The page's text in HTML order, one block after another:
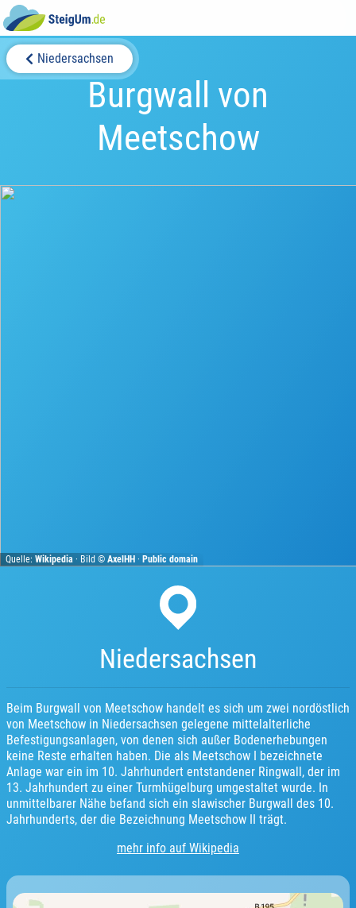
Niedersachsen
Burgwall von
Meetschow
Quelle:Wikipedia · Bild ©AxelHH ·Public domain
Niedersachsen
Beim Burgwall von Meetschow handelt es sich um zwei nordöstlich
von Meetschow in Niedersachsen gelegene mittelalterliche
Befestigungsanlagen, von denen sich außer Bodenerhebungen
keine Reste erhalten haben. Die als Meetschow I bezeichnete
Anlage war ein im 10. Jahrhundert entstandener Ringwall, der im
13. Jahrhundert zu einer Turmhügelburg umgestaltet wurde. In
unmittelbarer Nähe befand sich ein slawischer Burgwall des 10.
Jahrhunderts, der die Bezeichnung Meetschow II trägt.
mehr info auf Wikipedia